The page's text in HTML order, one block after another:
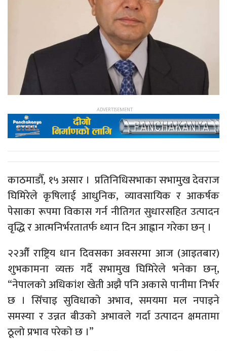
काठमाडौँ, १५ असार । प्रतिनिधिसभाका सभामुख देवराज
घिमिरेले कृषिलाई आधुनिक, व्यावसायिक र आकर्षक
पेसाका रूपमा विकास गर्न नीतिगत सुधारसहित उत्पादन
वृद्धि र आत्मनिर्भरतातर्फ ध्यान दिन आह्वान गरेका छन् ।
२२औँ राष्ट्रिय धान दिवसका अवसरमा आज (आइतबार)
शुभकामना व्यक्त गर्दै सभामुख घिमिरेले भनेका छन्,
“नेपालको अधिकांश खेती अझै पनि अकासे पानीमा निर्भर
छ । सिँचाइ सुविधाको अभाव, समयमा मल नपाइने
समस्या र उन्नत बीउको अभावले गर्दा उत्पादन क्षमतामा
ठूलो प्रभाव परेको छ ।”